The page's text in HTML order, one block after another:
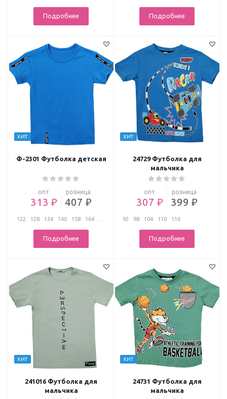
Подробнее Подробнее
ХИТ
Ф-2301 Футболка детская
опт
313 ₽
розница
407 ₽
122 128 134 140 158 164
Подробнее
ХИТ
24729 Футболка для
мальчика
опт
307 ₽
розница
399 ₽
92 98 104 110 116
Подробнее
ХИТ
241016 Футболка для
мальчика
ХИТ
24731 Футболка для
мальчика